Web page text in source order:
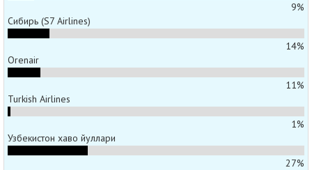
9%
Сибирь (S7 Airlines)
14%
Orenair
11%
Turkish Airlines
1%
Узбекистон хаво йуллари
27%